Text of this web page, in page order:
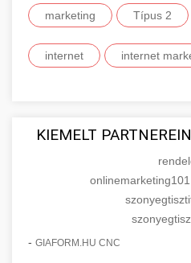
marketing Típus 2
internet internet
KIEMELT
- GIAFORM.HU CNC